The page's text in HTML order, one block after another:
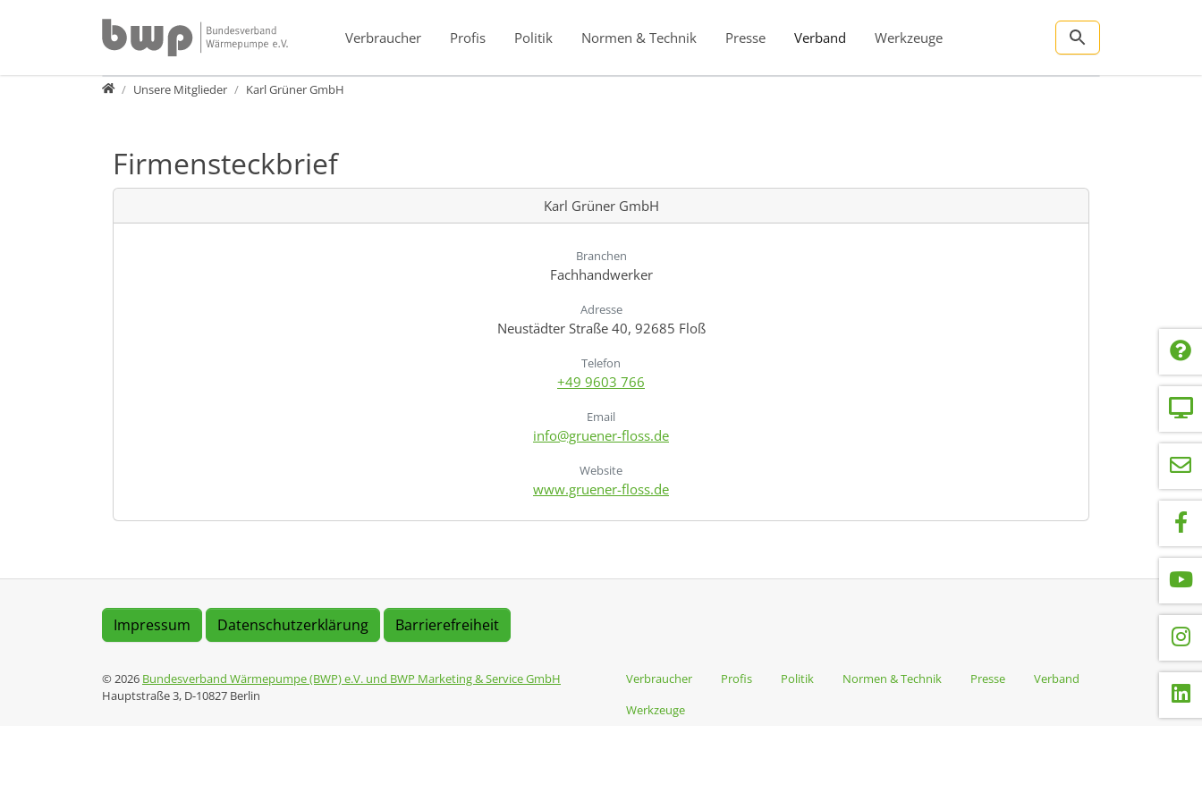
Verbraucher
Profis Politik Normen & Technik Presse Verband Werkzeuge
Verband
Unsere Mitglieder Karl Grüner GmbH
Firmensteckbrief
Karl Grüner GmbH
Branchen
Fachhandwerker
Adresse
Neustädter Straße 40, 92685 Floß
Telefon
+49 9603 766
Email
info@gruener-floss.de
Website
www.gruener-floss.de
Impressum Datenschutzerklärung Barrierefreiheit
© 2026 Bundesverband Wärmepumpe (BWP) e.V. und BWP Marketing & Service GmbH
Hauptstraße 3, D-10827 Berlin
Verbraucher Profis Politik Normen & Technik Presse
Verband
Werkzeuge